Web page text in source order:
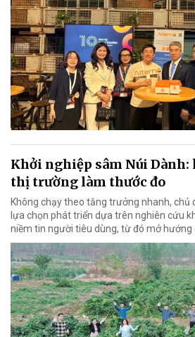
Khởi nghiệp sâm Núi Dành:
thị trường làm thước đo
Không chạy theo tăng trưởng nhanh, chủ
lựa chọn phát triển dựa trên nghiên cứu
niềm tin người tiêu dùng, từ đó mở hướng